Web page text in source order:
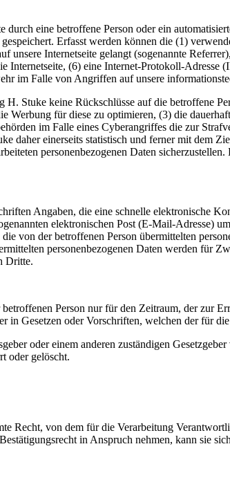
eine betroffene Person oder ein
Erfasst werden können die (1)
unsere Internetseite gelangt (sogenannte
(6) eine Internet-Protokoll-Adresse
im Falle von Angriffen auf unsere
Stuke keine Rückschlüsse auf die betroffene
Werbung für diese zu optimieren, (3) die
im Falle eines Cyberangriffes die zur
einerseits statistisch und ferner mit dem
personenbezogenen Daten
Angaben, die eine schnelle elektronische
elektronischen Post (E-Mail-Adresse)
der betroffenen Person übermittelten
personenbezogenen Daten werden für
Dritte.
Person nur für den Zeitraum, der zur
in Gesetzen oder Vorschriften, welchen der für
oder einem anderen zuständigen
oder gelöscht.
Recht, von dem für die Verarbeitung
in Anspruch nehmen, kann sie